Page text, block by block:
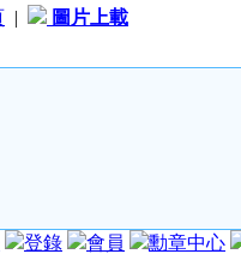
| 圖片上載
登錄 會員
勳章中心